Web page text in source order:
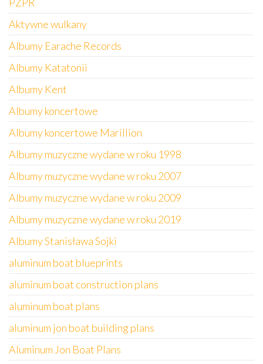
Aktywne wulkany
Albumy Earache Records
Albumy Katatonii
Albumy Kent
Albumy koncertowe
Albumy koncertowe Marillion
Albumy muzyczne wydane w roku 1998
Albumy muzyczne wydane w roku 2007
Albumy muzyczne wydane w roku 2009
Albumy muzyczne wydane w roku 2019
Albumy Stanisława Sojki
aluminum boat blueprints
aluminum boat construction plans
aluminum boat plans
aluminum jon boat building plans
Aluminum Jon Boat Plans